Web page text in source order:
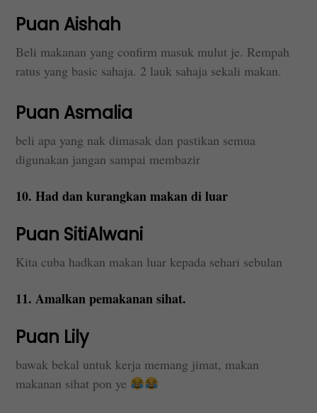
Puan Aishah
Beli makanan yang confirm masuk mulut je. Rempah
ratus yang basic sahaja. 2 lauk sahaja sekali makan.
Puan Asmalia
beli apa yang nak dimasak dan pastikan semua
digunakan jangan sampai membazir
10. Had dan kurangkan makan di luar
Puan SitiAlwani
Kita cuba hadkan makan luar kepada sehari sebulan
11. Amalkan pemakanan sihat.
Puan Lily
bawak bekal untuk kerja memang jimat, makan
makanan sihat pon ye